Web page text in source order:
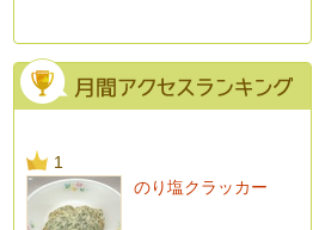
1
のり塩クラッカー